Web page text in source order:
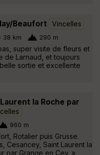
Beaufort Vincelles
38 km 290 m
super visite de fleurs et
de Larnaud, et toujours
sortie et excellente
la Roche par
960 m
Rotalier puis Grusse.
Cesancey, Saint Laurent la
par Grange en Cey. »